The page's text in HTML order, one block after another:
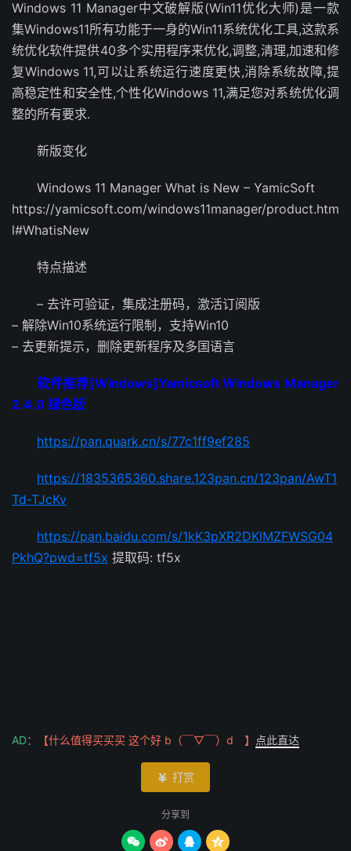
Windows 11 Manager中文破解版(Win11优化大师)是一款
集Windows11所有功能于一身的Win11系统优化工具,这款系
统优化软件提供40多个实用程序来优化,调整,清理,加速和修
复Windows 11,可以让系统运行速度更快,消除系统故障,提
高稳定性和安全性,个性化Windows 11,满足您对系统优化调
整的所有要求.
新版变化
Windows 11 Manager What is New – YamicSoft
https://yamicsoft.com/windows11manager/product.htm
l#WhatisNew
特点描述
– 去许可验证，集成注册码，激活订阅版
– 解除Win10系统运行限制，支持Win10
– 去更新提示，删除更新程序及多国语言
软件推荐[Windows]Yamicsoft Windows Manager
2.4.0 绿色版
https://pan.quark.cn/s/77c1ff9ef285
https://1835365360.share.123pan.cn/123pan/AwT1
Td-TJcKv
https://pan.baidu.com/s/1kK3pXR2DKlMZFWSG04
PkhQ?pwd=tf5x 提取码: tf5x
AD： 【什么值得买买买 这个好 b（￣▽￣）d 】 点此直达
 打赏
分享到
   